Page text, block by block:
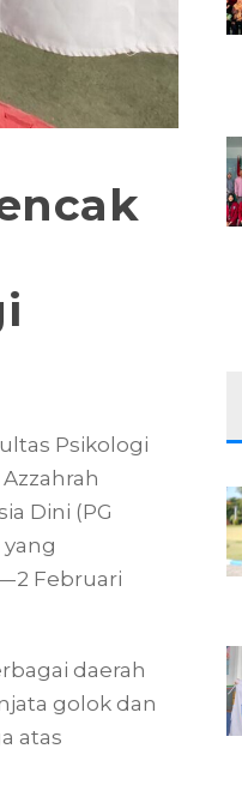
Psikologi
Dini (PG
2 Februari
daerah
golok dan
atas